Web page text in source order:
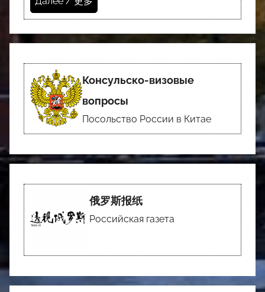
Консульско-визовые
вопросы
Посольство России в Китае
俄罗斯报纸
Российская газета